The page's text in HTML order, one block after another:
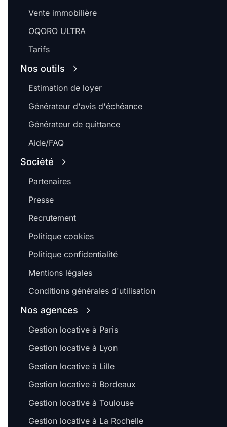
Vente immobilière
OQORO ULTRA
Tarifs
Nos outils
Estimation de loyer
Générateur d'avis d'échéance
Générateur de quittance
Aide/FAQ
Société
Partenaires
Presse
Recrutement
Politique cookies
Politique confidentialité
Mentions légales
Conditions générales d'utilisation
Nos agences
Gestion locative à Paris
Gestion locative à Lyon
Gestion locative à Lille
Gestion locative à Bordeaux
Gestion locative à Toulouse
Gestion locative à La Rochelle